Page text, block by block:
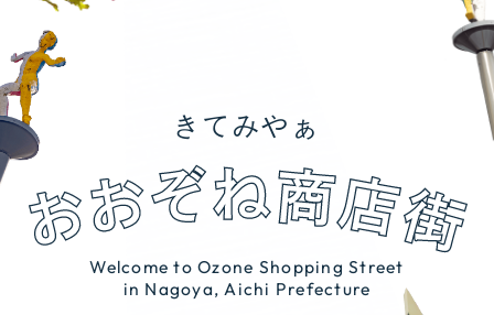
きてみやぁ
Welcome to Ozone Shopping Street
in Nagoya, Aichi Prefecture